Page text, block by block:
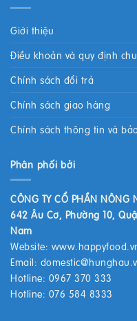
Giới thiệu
Điều khoản và quy định
Chính sách đổi trả
Chính sách giao hàng
Chính sách thông tin và
Phân phối bởi
CÔNG TY CỔ PHẦN NÔNG
642 Âu Cơ, Phường 10,
Nam
Website:
Email:
Hotline: 0967 370 333
Hotline: 076 584 8333